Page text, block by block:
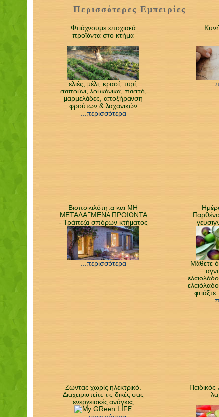
Περισσότερες Εμπειρίες
Φτιάχνουμε εποχιακά
προϊόντα στο κτήμα
ελιές, μέλι, κρασί, τυρί,
σαπούνι, λουκάνικα, παστό,
μαρμελάδες, αποξήρανση
φρούτων & λαχανικών
...περισσότερα
Βιοποικιλότητα και ΜΗ
ΜΕΤΑΛΑΓΜΕΝΑ ΠΡΟΙΟΝΤΑ
- Τράπεζα σπόρων κτήματος
...περισσότερα
Μάθετε
φτιάξτε
Ζώντας χωρίς ηλεκτρικό.
Διαχειριστείτε τις δικές σας
ενεργειακές ανάγκες